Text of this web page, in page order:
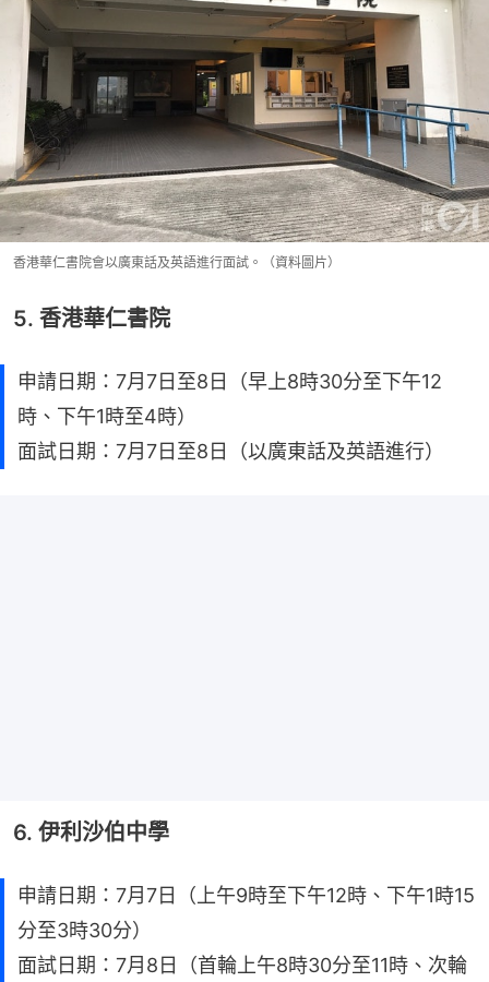
香港華仁書院會以廣東話及英語進行面試。（資料圖片）
5. 香港華仁書院
申請日期：7月7日至8日（早上8時30分至下午12
時、下午1時至4時）
面試日期：7月7日至8日（以廣東話及英語進行）
6. 伊利沙伯中學
申請日期：7月7日（上午9時至下午12時、下午1時15
分至3時30分）
面試日期：7月8日（首輪上午8時30分至11時、次輪